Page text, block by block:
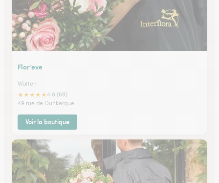
Flor’eve
Watten
★★★★★4.8 (69)
49 rue de Dunkerque
Voir la boutique